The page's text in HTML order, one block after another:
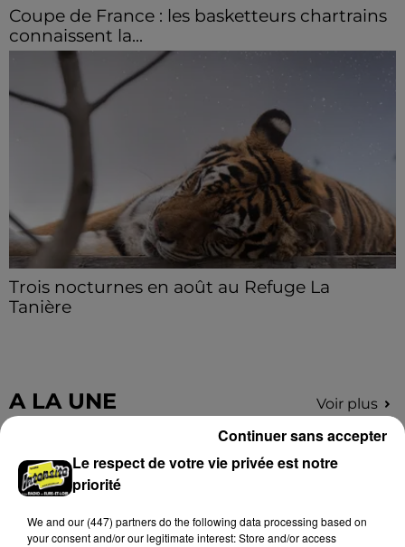
Coupe de France : les basketteurs chartrains
connaissent la...
Le C'CMBM affrontera un autre club de la région
Centre à l'occasion des 32es de finale de la Coupe de
France.
Trois nocturnes en août au Refuge La
Tanière
A LA UNE Voir plus
Le respect de votre vie privée est notre
priorité
We and our (447) partnersdo the following data processing based on
your consent and/or our legitimate interest: Store and/or access
Continuer sans accepter